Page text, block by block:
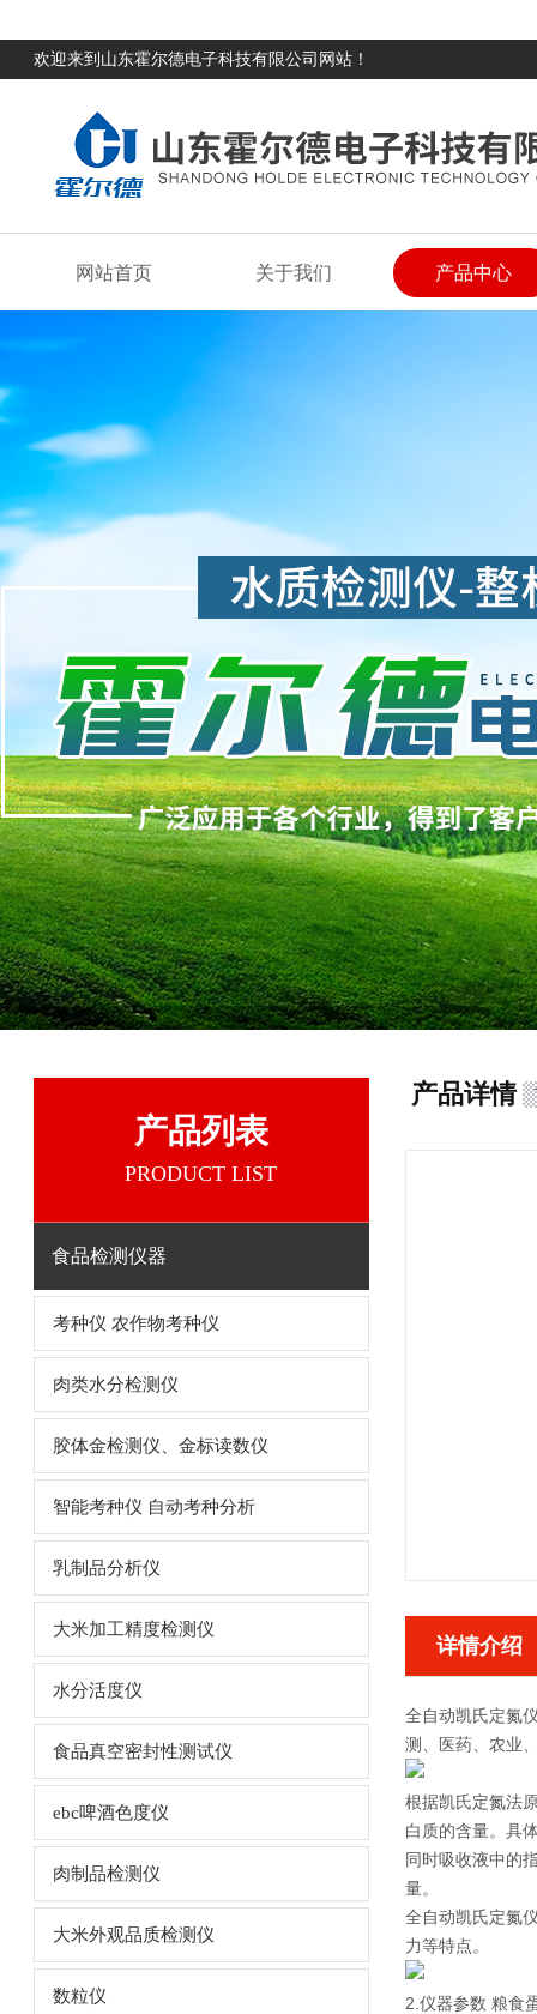
欢迎来到山东霍尔德电子科技有限公司网站！
网站首页 关于我们 产品中心
产品列表
PRODUCT LIST
食品检测仪器
考种仪 农作物考种仪
肉类水分检测仪
胶体金检测仪、金标读数仪
智能考种仪 自动考种分析
乳制品分析仪
大米加工精度检测仪
水分活度仪
食品真空密封性测试仪
ebc啤酒色度仪
肉制品检测仪
大米外观品质检测仪
数粒仪
产品详情
详情介绍
全自动凯氏定氮
测、医药、农业
根据凯氏定氮法
白质的含量。具
同时吸收液中的
量。
全自动凯氏定氮
力等特点。
2.仪器参数 粮食